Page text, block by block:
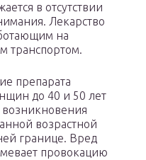
в отсутствии
Лекарство
на
транспортом.
препарата
до 40 и 50 лет
возникновения
возрастной
границе. Вред
провокацию